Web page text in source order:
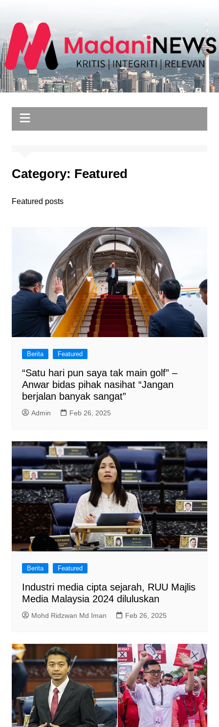
content
Category: Featured
Featured posts
Berita Featured
“Satu hari pun saya tak main golf” –
Anwar bidas pihak nasihat “Jangan
berjalan banyak sangat”
Admin Feb 26, 2025
Berita Featured
Industri media cipta sejarah, RUU Majlis
Media Malaysia 2024 diluluskan
Mohd Ridzwan Md Iman Feb 26, 2025